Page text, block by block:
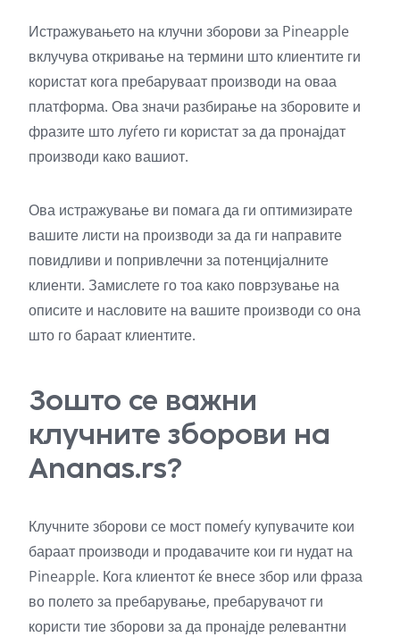
Истражувањето на клучни зборови за Pineapple
вклучува откривање на термини што клиентите ги
користат кога пребаруваат производи на оваа
платформа. Ова значи разбирање на зборовите и
фразите што луѓето ги користат за да пронајдат
производи како вашиот.
Ова истражување ви помага да ги оптимизирате
вашите листи на производи за да ги направите
повидливи и попривлечни за потенцијалните
клиенти. Замислете го тоа како поврзување на
описите и насловите на вашите производи со она
што го бараат клиентите.
Зошто се важни
клучните зборови на
Ananas.rs?
Клучните зборови се мост помеѓу купувачите кои
бараат производи и продавачите кои ги нудат на
Pineapple. Кога клиентот ќе внесе збор или фраза
во полето за пребарување, пребарувачот ги
користи тие зборови за да пронајде релевантни